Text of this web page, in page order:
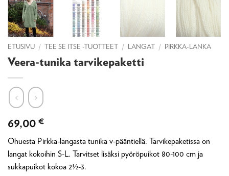
ETUSIVU / TEE SE ITSE -TUOTTEET / LANGAT / PIRKKA-LANKA
Veera-tunika tarvikepaketti
69,00 €
Ohuesta Pirkka-langasta tunika v-pääntiellä. Tarvikepaketissa on
langat kokoihin S-L. Tarvitset lisäksi pyöröpuikot 80-100 cm ja
sukkapuikot kokoa 2½-3.